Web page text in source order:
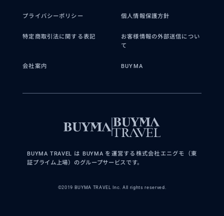
プライバシーポリシー 個人情報保護方針
特定商取引法に関する表記
お客様情報の外部送信につい
て
会社案内 BUYMA
BUYMA TRAVEL は BUYMA を運営する株式会社エニグモ（東
証プライム上場）のグループサービスです。
©2019 BUYMA TRAVEL Inc. All rights reserved.